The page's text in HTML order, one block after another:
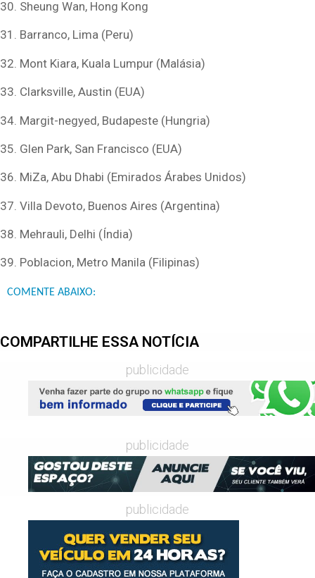
30. Sheung Wan, Hong Kong
31. Barranco, Lima (Peru)
32. Mont Kiara, Kuala Lumpur (Malásia)
33. Clarksville, Austin (EUA)
34. Margit-negyed, Budapeste (Hungria)
35. Glen Park, San Francisco (EUA)
36. MiZa, Abu Dhabi (Emirados Árabes Unidos)
37. Villa Devoto, Buenos Aires (Argentina)
38. Mehrauli, Delhi (Índia)
39. Poblacion, Metro Manila (Filipinas)
COMENTE ABAIXO:
COMPARTILHE ESSA NOTÍCIA
publicidade
publicidade
publicidade